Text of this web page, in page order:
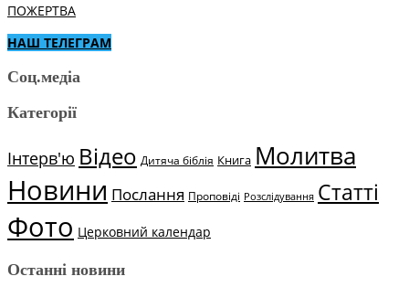
ПОЖЕРТВА
НАШ ТЕЛЕГРАМ
Соц.медіа
Категорії
Інтерв'ю Відео Дитяча біблія Книга Молитва
Новини Послання Проповіді Розслідування Статті
Фото Церковний календар
Останні новини